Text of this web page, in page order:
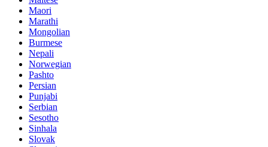
Maori
Marathi
Mongolian
Burmese
Nepali
Norwegian
Pashto
Persian
Punjabi
Serbian
Sesotho
Sinhala
Slovak